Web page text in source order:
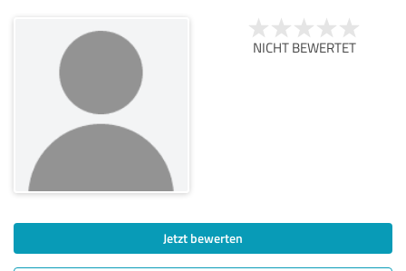
NICHT BEWERTET
Jetzt bewerten